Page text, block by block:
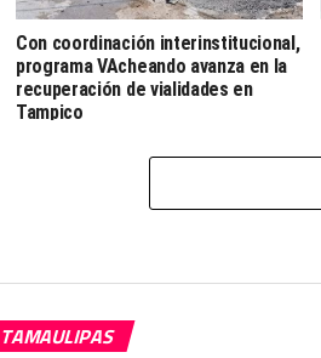
Con coordinación interinstitucional,
programa VAcheando avanza en la
recuperación de vialidades en
Tampico